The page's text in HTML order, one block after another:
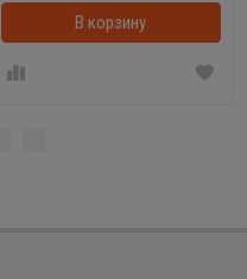
В корзинкеВ корзину